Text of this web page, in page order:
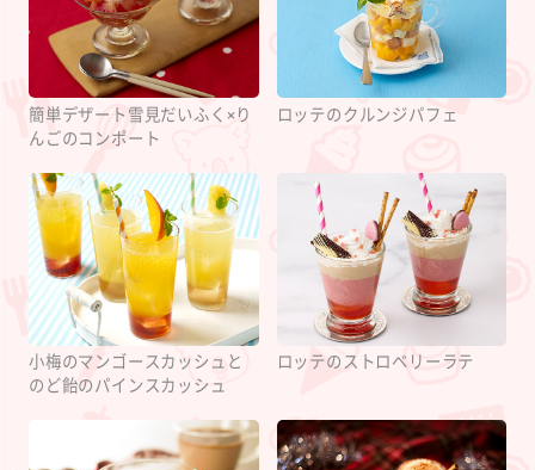
簡単デザート雪見だいふく×り
んごのコンポート
ロッテのクルンジパフェ
小梅のマンゴースカッシュと
のど飴のパインスカッシュ
ロッテのストロベリーラテ